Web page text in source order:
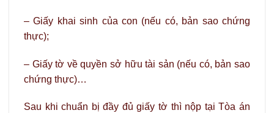
– Giấy khai sinh của con (nếu có, bản sao chứng
thực);
– Giấy tờ về quyền sở hữu tài sản (nếu có, bản sao
chứng thực)…
Sau khi chuẩn bị đầy đủ giấy tờ thì nộp tại Tòa án